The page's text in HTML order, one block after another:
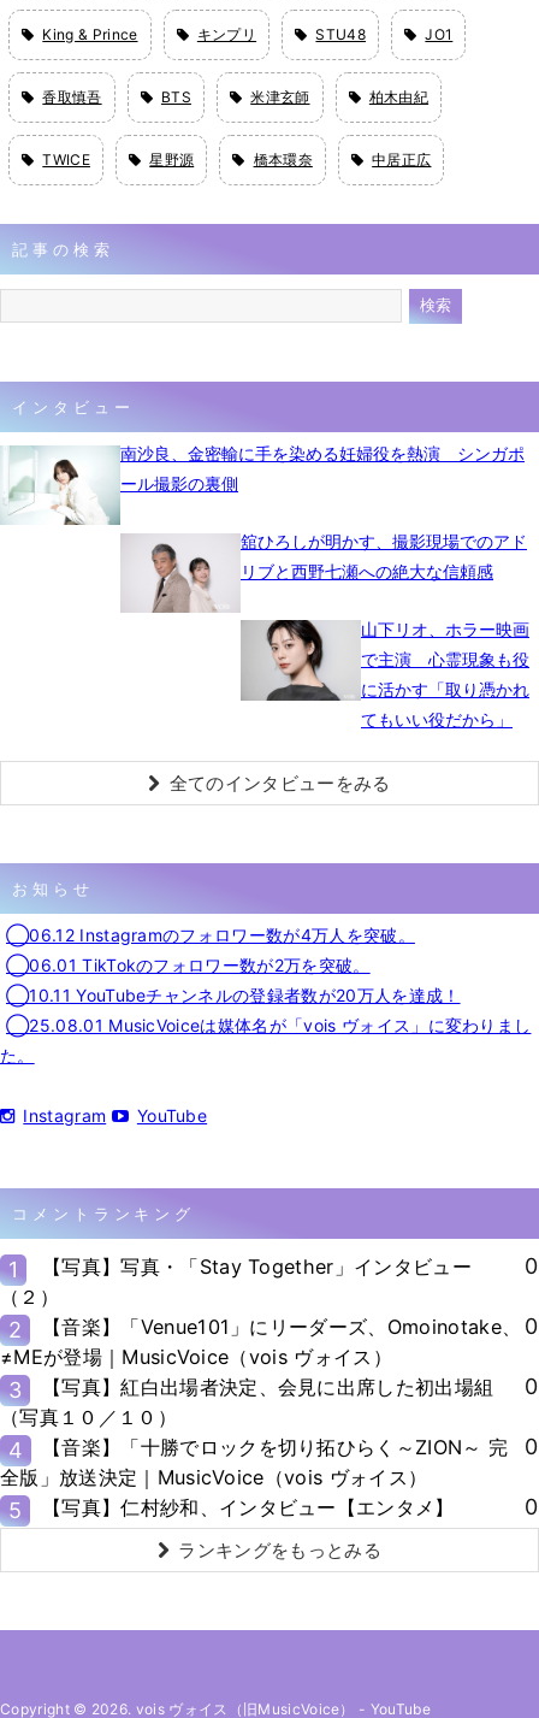
King & Prince キンプリ STU48 JO1
香取慎吾 BTS 米津玄師 柏木由紀
TWICE 星野源 橋本環奈 中居正広
記事の検索
インタビュー
南沙良、金密輸に手を染める妊婦役を熱演 シンガポ
ール撮影の裏側
舘ひろしが明かす、撮影現場でのアド
リブと西野七瀬への絶大な信頼感
山下リオ、ホラー映画
で主演 心霊現象も役
に活かす「取り憑かれ
てもいい役だから」
全てのインタビューをみる
お知らせ
◯06.12 Instagramのフォロワー数が4万人を突破。
◯06.01 TikTokのフォロワー数が2万を突破。
◯10.11 YouTubeチャンネルの登録者数が20万人を達成！
◯25.08.01 MusicVoiceは媒体名が「vois ヴォイス」に変わりまし
た。
Instagram YouTube
コメントランキング
1
【写真】写真・「Stay Together」インタビュー
（２）
0
2
【音楽】「Venue101」にリーダーズ、Omoinotake、
≠MEが登場｜MusicVoice（vois ヴォイス）
0
3
【写真】紅白出場者決定、会見に出席した初出場組
（写真１０／１０）
0
4
【音楽】「十勝でロックを切り拓ひらく～ZION～ 完
全版」放送決定｜MusicVoice（vois ヴォイス）
0
5 【写真】仁村紗和、インタビュー【エンタメ】 0
ランキングをもっとみる
Copyright © 2026. vois ヴォイス（旧MusicVoice） - YouTube